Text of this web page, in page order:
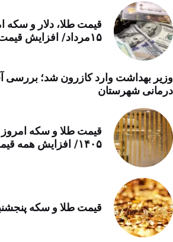
قیمت طلا، دلار و سکه
۱۵مرداد/ افزایش قیمت ها + جدول
وزیر بهداشت وارد کازرون شد؛
درمانی شهرستان
۱۴۰۵/ افزایش همه قیمت ها + جدول
قیمت طلا و سکه پنجشنبه ۱۵